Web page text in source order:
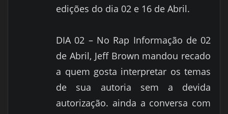
edições do dia 02 e 16 de Abril.
DIA 02 – No Rap Informação de 02
de Abril, Jeff Brown mandou recado
a quem gosta interpretar os temas
de sua autoria sem a devida
autorização. ainda a conversa com